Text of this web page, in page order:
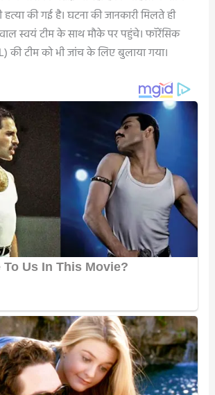
की गई है। घटना की जानकारी मिलते ही
स्वयं टीम के साथ मौके पर पहुंचे। फॉरेंसिक
की टीम को भी जांच के लिए बुलाया गया।